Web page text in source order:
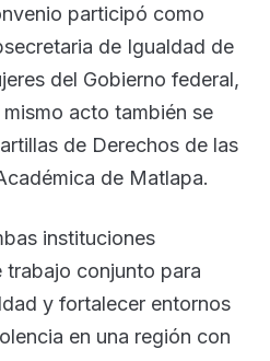
participó como
de Igualdad de
del Gobierno federal,
acto también se
de Derechos de las
de Matlapa.
instituciones
trabajo conjunto para
y fortalecer entornos
en una región con